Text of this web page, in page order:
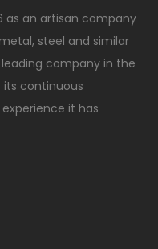
as an artisan company
steel and similar
company in the
continuous
it has